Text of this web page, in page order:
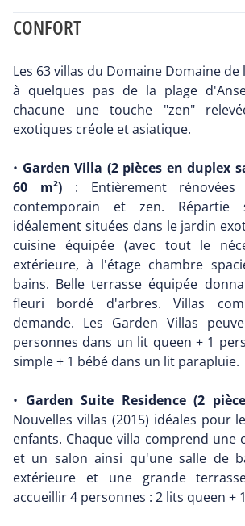
CONFORT
Les 63 villas du Domaine Domaine
à quelques pas de la plage
chacune une touche "zen"
exotiques créole et asiatique.
• Garden Villa (2 pièces en duplex
60 m²) : Entièrement
contemporain et zen. Répartie
idéalement situées dans le jardin
cuisine équipée (avec tout le
extérieure, à l'étage chambre
bains. Belle terrasse équipée
fleuri bordé d'arbres. Villas
demande. Les Garden Villas
personnes dans un lit queen + 1
simple + 1 bébé dans un lit parapluie.
• Garden Suite Residence (2
Nouvelles villas (2015) idéales pour
enfants. Chaque villa comprend une
et un salon ainsi qu'une salle de
extérieure et une grande
accueillir 4 personnes : 2 lits queen +